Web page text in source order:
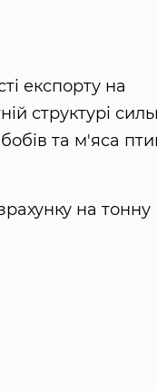
експорту на
структурі
та м'яса
на тонну